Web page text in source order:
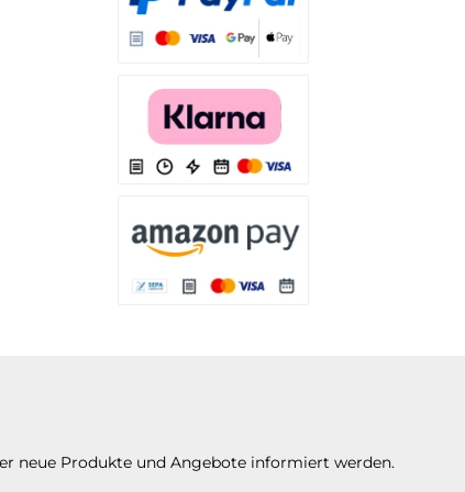
neue Produkte und Angebote informiert werden.